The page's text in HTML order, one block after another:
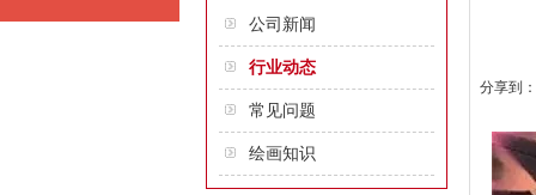
公司新闻
行业动态
常见问题
绘画知识
分享到：